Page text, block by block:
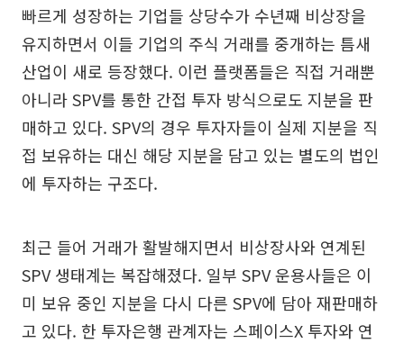
빠르게 성장하는 기업들 상당수가 수년째 비상장을
유지하면서 이들 기업의 주식 거래를 중개하는 틈새
산업이 새로 등장했다. 이런 플랫폼들은 직접 거래뿐
아니라 SPV를 통한 간접 투자 방식으로도 지분을 판
매하고 있다. SPV의 경우 투자자들이 실제 지분을 직
접 보유하는 대신 해당 지분을 담고 있는 별도의 법인
에 투자하는 구조다.
최근 들어 거래가 활발해지면서 비상장사와 연계된
SPV 생태계는 복잡해졌다. 일부 SPV 운용사들은 이
미 보유 중인 지분을 다시 다른 SPV에 담아 재판매하
고 있다. 한 투자은행 관계자는 스페이스X 투자와 연